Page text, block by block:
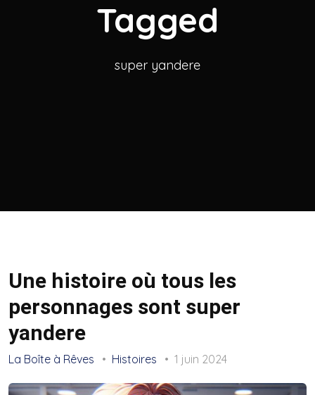
Tagged
super yandere
Une histoire où tous les
personnages sont super
yandere
La Boîte à Rêves Histoires 1 juin 2024